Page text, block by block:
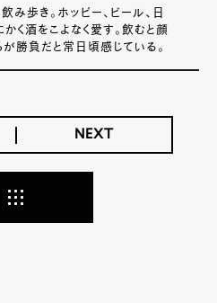
み歩き。ホッピー、ビール、日
く酒をこよなく愛す。飲むと顔
勝負だと常日頃感じている。
NEXT